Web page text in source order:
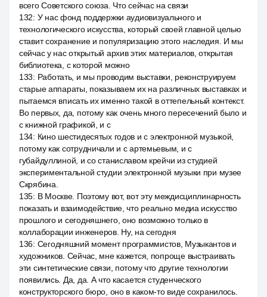
всего Советского союза. Что сейчас на связи
132: У нас фонд поддержки аудиовизуального и
технологического искусства, который своей главной целью
ставит сохранение и популяризацию этого наследия. И мы
сейчас у нас открытый архив этих материалов, открытая
библиотека, с которой можно
133: Работать, и мы проводим выставки, реконструируем
старые аппараты, показываем их на различных выставках и
пытаемся вписать их именно такой в оттепельный контекст.
Во первых, да, потому как очень много пересечений было и
с книжной графикой, и с
134: Кино шестидесятых годов и с электронной музыкой,
потому как сотрудничали и с артемьевым, и с
губайдуллиной, и со станиславом крейчи из студией
экспериментальной студии электронной музыки при музее
Скрябина.
135: В Москве. Поэтому вот, вот эту междисциплинарность
показать и взаимодействие, что реально медиа искусство
прошлого и сегодняшнего, оно возможно только в
коллаборации инженеров. Ну, на сегодня
136: Сегодняшний момент программистов, Музыкантов и
художников. Сейчас, мне кажется, попроще выстраивать
эти синтетические связи, потому что другие технологии
появились. Да, да. А что касается студенческого
конструкторского бюро, оно в каком-то виде сохранилось.